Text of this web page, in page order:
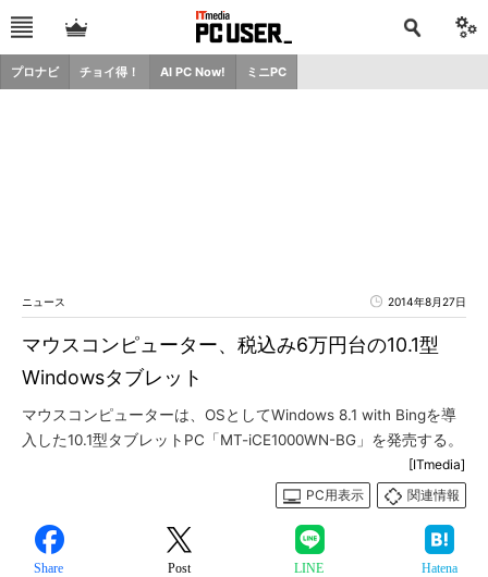
プロナビ チョイ得！ AI PC Now! ミニPC
ニュース 2014年8月27日
マウスコンピューター、税込み6万円台の10.1型
Windowsタブレット
マウスコンピューターは、OSとしてWindows 8.1 with Bingを導
入した10.1型タブレットPC「MT-iCE1000WN-BG」を発売する。
[ITmedia]
PC用表示
関連情報
Share Post LINE Hatena